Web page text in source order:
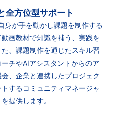
全方位型サポート
身が手を動かし課題を制作する
画教材で知識を補う、実践を
、課題制作を通じたスキル習
チやAIアシスタントからのア
、企業と連携したプロジェク
するコミュニティマネージャ
提供します。